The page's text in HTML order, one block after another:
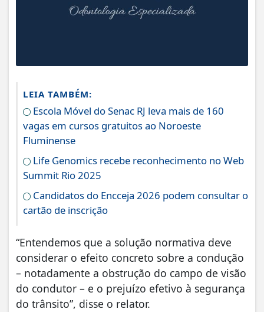
LEIA TAMBÉM:
Escola Móvel do Senac RJ leva mais de 160
vagas em cursos gratuitos ao Noroeste
Fluminense
Life Genomics recebe reconhecimento no Web
Summit Rio 2025
Candidatos do Encceja 2026 podem consultar o
cartão de inscrição
“Entendemos que a solução normativa deve
considerar o efeito concreto sobre a condução
– notadamente a obstrução do campo de visão
do condutor – e o prejuízo efetivo à segurança
do trânsito”, disse o relator.